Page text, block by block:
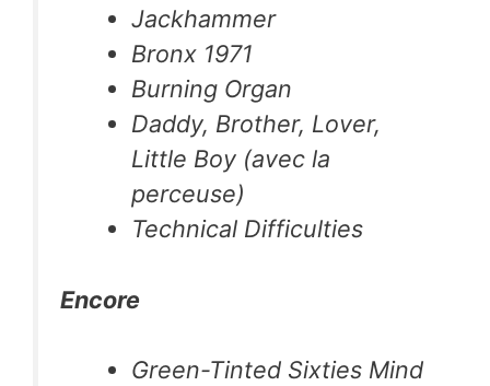
Jackhammer
Bronx 1971
Burning Organ
Daddy, Brother, Lover,
Little Boy (avec la
perceuse)
Technical Difficulties
Encore
Green-Tinted Sixties Mind